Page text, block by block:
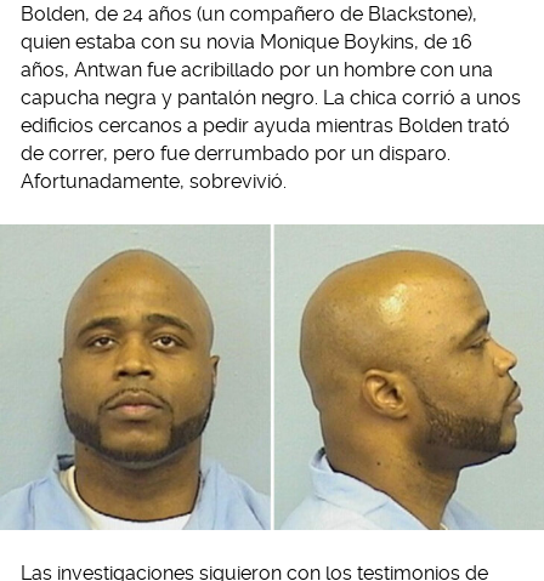
Bolden, de 24 años (un compañero de Blackstone),
quien estaba con su novia Monique Boykins, de 16
años, Antwan fue acribillado por un hombre con una
capucha negra y pantalón negro. La chica corrió a unos
edificios cercanos a pedir ayuda mientras Bolden trató
de correr, pero fue derrumbado por un disparo.
Afortunadamente, sobrevivió.
Las investigaciones siguieron con los testimonios de